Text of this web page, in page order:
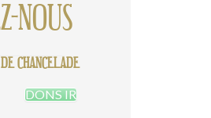
NOUS
CHANCELADE
DONS IR